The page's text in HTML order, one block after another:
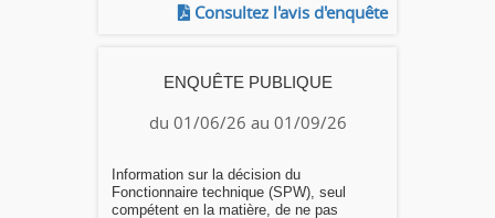
Consultez l'avis d'enquête
ENQUÊTE PUBLIQUE
du 01/06/26 au 01/09/26
Information sur la décision du
Fonctionnaire technique (SPW), seul
compétent en la matière, de ne pas